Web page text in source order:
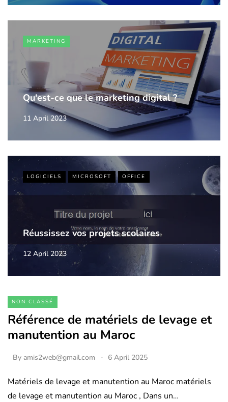
MARKETING
Qu'est-ce que le marketing digital ?
11 April 2023
LOGICIELS MICROSOFT OFFICE
Réussissez vos projets scolaires
12 April 2023
NON CLASSÉ
Référence de matériels de levage et
manutention au Maroc
By amis2web@gmail.com 6 April 2025
Matériels de levage et manutention au Maroc matériels
de levage et manutention au Maroc , Dans un…